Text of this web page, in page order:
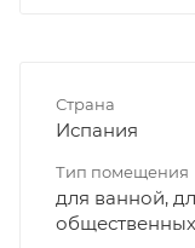
Страна
Испания
Тип помещения
для ванной,